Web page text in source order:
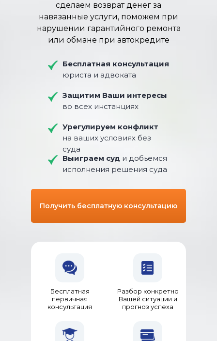
Бесплатная консультация
юриста и адвоката
Защитим Ваши интересы
во всех инстанциях
Урегулируем конфликт
на ваших условиях без
суда
Выиграем суд и добьемся
исполнения решения суда
Бесплатная
первичная
консультация
Разбор конкретно
Вашей ситуации и
прогноз успеха
Получить бесплатную консультацию
сделаем возврат денег за
навязанные услуги, поможем при
нарушении гарантийного ремонта
или обмане при автокредите